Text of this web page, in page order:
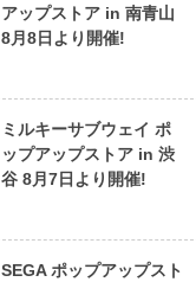
アップストア in 南青山
8月8日より開催!
ミルキーサブウェイ ポ
ップアップストア in 渋
谷 8月7日より開催!
SEGA ポップアップスト